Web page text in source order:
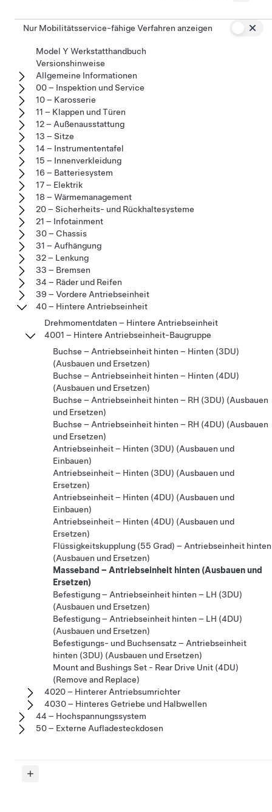
Nur Mobilitätsservice-fähige Verfahren anzeigen
Model Y Werkstatthandbuch
Versionshinweise
Allgemeine Informationen
00 – Inspektion und Service
10 – Karosserie
11 – Klappen und Türen
12 – Außenausstattung
13 – Sitze
14 – Instrumententafel
15 – Innenverkleidung
16 – Batteriesystem
17 – Elektrik
18 – Wärmemanagement
20 – Sicherheits- und Rückhaltesysteme
21 – Infotainment
30 – Chassis
31 – Aufhängung
32 – Lenkung
33 – Bremsen
34 – Räder und Reifen
39 – Vordere Antriebseinheit
40 – Hintere Antriebseinheit
Drehmomentdaten – Hintere Antriebseinheit
4001 – Hintere Antriebseinheit-Baugruppe
Buchse – Antriebseinheit hinten – Hinten (3DU)
(Ausbauen und Ersetzen)
Buchse – Antriebseinheit hinten – Hinten (4DU)
(Ausbauen und Ersetzen)
Buchse – Antriebseinheit hinten – RH (3DU) (Ausbauen
und Ersetzen)
Buchse – Antriebseinheit hinten – RH (4DU) (Ausbauen
und Ersetzen)
Antriebseinheit – Hinten (3DU) (Ausbauen und
Einbauen)
Antriebseinheit – Hinten (3DU) (Ausbauen und
Ersetzen)
Antriebseinheit – Hinten (4DU) (Ausbauen und
Einbauen)
Antriebseinheit – Hinten (4DU) (Ausbauen und
Ersetzen)
Flüssigkeitskupplung (55 Grad) – Antriebseinheit hinten
(Ausbauen und Ersetzen)
Masseband – Antriebseinheit hinten (Ausbauen und
Ersetzen)
Befestigung – Antriebseinheit hinten – LH (3DU)
(Ausbauen und Ersetzen)
Befestigung – Antriebseinheit hinten – LH (4DU)
(Ausbauen und Ersetzen)
Befestigungs- und Buchsensatz – Antriebseinheit
hinten (3DU) (Ausbauen und Ersetzen)
Mount and Bushings Set - Rear Drive Unit (4DU)
(Remove and Replace)
4020 – Hinterer Antriebsumrichter
4030 – Hinteres Getriebe und Halbwellen
44 – Hochspannungssystem
50 – Externe Aufladesteckdosen